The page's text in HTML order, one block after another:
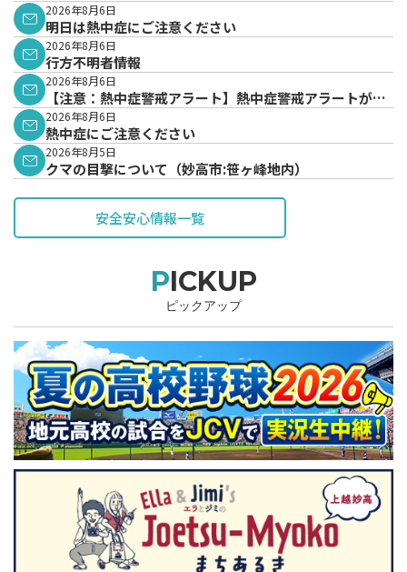
2026年8月6日
明日は熱中症にご注意ください
2026年8月6日
行方不明者情報
2026年8月6日
【注意：熱中症警戒アラート】熱中症警戒アラートが発
表されています。
2026年8月6日
熱中症にご注意ください
2026年8月5日
クマの目撃について（妙高市:笹ヶ峰地内）
安全安心情報一覧
PICKUP
ピックアップ